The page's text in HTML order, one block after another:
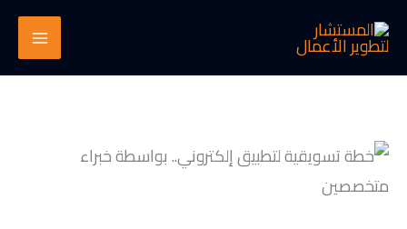
تخطي
إلى
المحتوى